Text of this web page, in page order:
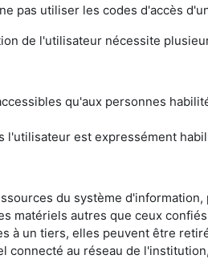
pas utiliser les codes d'accès
de l'utilisateur nécessite
qu'aux personnes
l'utilisateur est expressément
du système
matériels autres que ceux
à un tiers, elles peuvent être
connecté au réseau de